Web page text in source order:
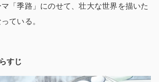
「季路」にのせて、壮大な世界を描いた
ている。
すじ